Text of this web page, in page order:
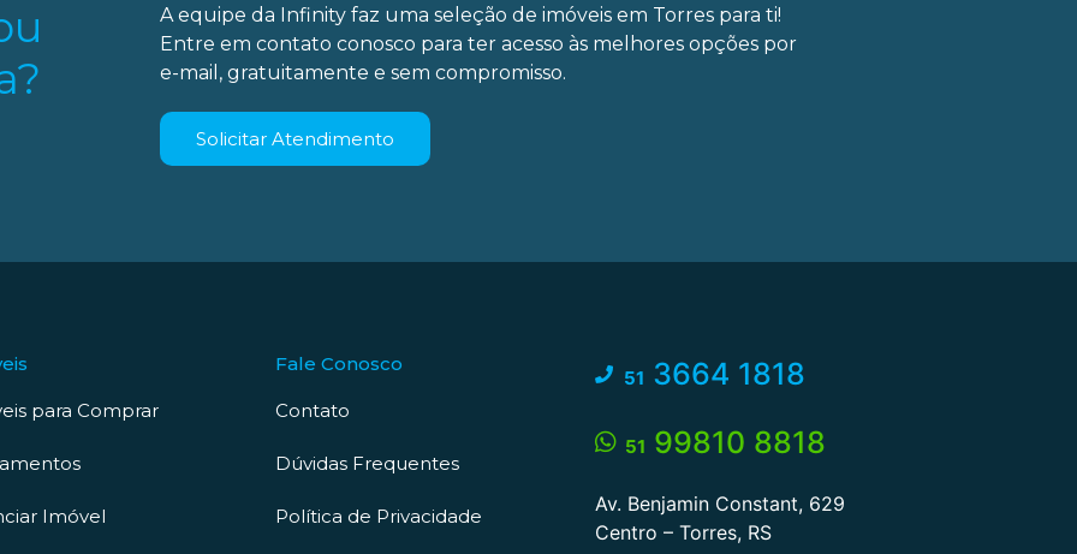
A equipe da Infinity faz uma seleção de imóveis em Torres para ti!
Entre em contato conosco para ter acesso às melhores opções por
e-mail, gratuitamente e sem compromisso.
Solicitar Atendimento
para Comprar
Imóvel
Fale Conosco
Contato
Dúvidas Frequentes
Política de Privacidade
51 3664 1818
51 99810 8818
Av. Benjamin Constant, 629
Centro – Torres, RS